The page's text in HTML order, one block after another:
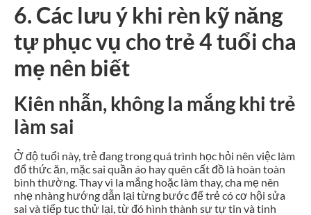
6. Các lưu ý khi rèn kỹ năng
tự phục vụ cho trẻ 4 tuổi cha
mẹ nên biết
Kiên nhẫn, không la mắng khi trẻ
làm sai
Ở độ tuổi này, trẻ đang trong quá trình học hỏi nên việc làm
đổ thức ăn, mặc sai quần áo hay quên cất đồ là hoàn toàn
bình thường. Thay vì la mắng hoặc làm thay, cha mẹ nên
nhẹ nhàng hướng dẫn lại từng bước để trẻ có cơ hội sửa
sai và tiếp tục thử lại, từ đó hình thành sự tự tin và tinh